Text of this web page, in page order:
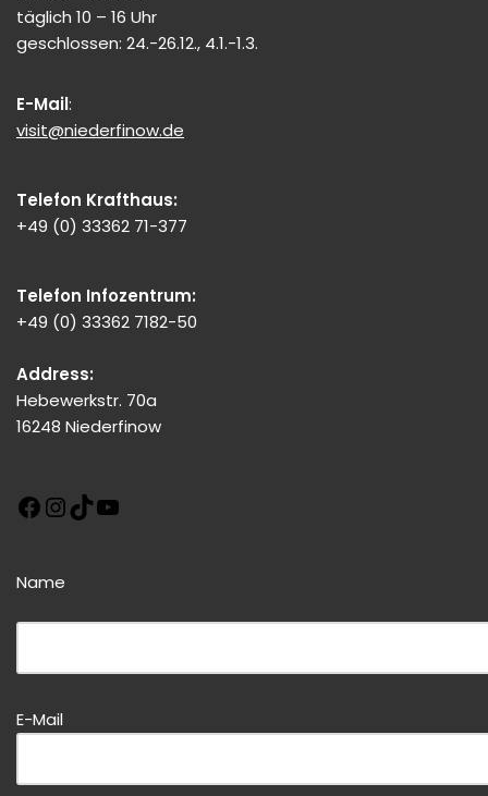
täglich 10 – 16 Uhr
geschlossen: 24.-26.12., 4.1.-1.3.
E-Mail:
visit@niederfinow.de
Telefon Krafthaus:
+49 (0) 33362 71-377
Telefon Infozentrum:
+49 (0) 33362 7182-50
Address:
Hebewerkstr. 70a
16248 Niederfinow
Name
Bitte dieses Feld leer lassen!
E-Mail